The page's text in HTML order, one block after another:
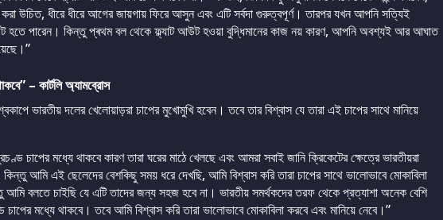
উচিত, ধীরে ধীরে আগের জায়গায় ফিরে আসুন এবং এটি সর্বদা গুরুত্বপূর্ণ। তারপর যখন আপনি সত্যিই
হতে পারেন। কিন্তু প্ৰথম বল থেকে ফ্ল্যাট আউট হওয়া বুদ্ধিমানের কাজ নয় কারণ, আপনি অবশ্যই আর আঘাত
– কার্টলি অ্যামব্রোস
ভারতীয় দলের খেলোয়াড়রা চাপের মুখোমুখি হবেন। তবে তার বিশ্বাস যে তারা এই চাপের সাথে মানিয়ে
চাপের মধ্যে থাকবে কারণ তারা ঘরের মাঠে খেলছে এবং আমরা সবাই জানি ক্রিকেটের ক্ষেত্রে ভারতীয়রা
আমি এই ছেলেদের বেশকিছু সময় ধরে দেখছি, আমি বিশ্বাস করি তারা চাপের সাথে ভালোভাবে মোকাবিলা
বলতে চাইছি যে এটি তাদের জন্য সহজ হবে না। ভারতীয় সমর্থকদের তরফ থেকে প্রত্যাশা অনেক বেশি
মধ্যে থাকবে। তবে আমি বিশ্বাস করি তারা ভালোভাবে মোকাবিলা করবে এবং মানিয়ে নেবে।”